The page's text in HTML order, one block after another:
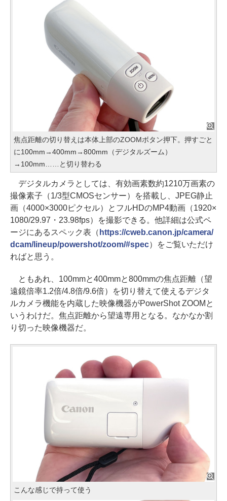
焦点距離の切り替えは本体上部のZOOMボタン押下。押すごと
に100mm→400mm→800mm（デジタルズーム）
→100mm……と切り替わる
デジタルカメラとしては、有効画素数約1210万画素の
撮像素子（1/3型CMOSセンサー）を搭載し、JPEG静止
画（4000×3000ピクセル）とフルHDのMP4動画（1920×
1080/29.97・23.98fps）を撮影できる。他詳細は公式ペ
ージにあるスペック表（ https://cweb.canon.jp/camera/
dcam/lineup/powershot/zoom/#spec）をご覧いただけ
ればと思う。
ともあれ、100mmと400mmと800mmの焦点距離（望
遠鏡倍率1.2倍/4.8倍/9.6倍）を切り替えて使えるデジタ
ルカメラ機能を内蔵した映像機器がPowerShot ZOOMと
いうわけだ。焦点距離から望遠専用となる。なかなか割
り切った映像機器だ。
こんな感じで持って使う